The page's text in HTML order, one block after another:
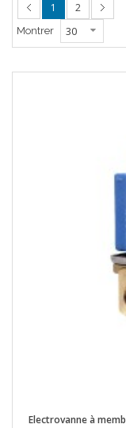
1 2
Montrer
Electrovanne à